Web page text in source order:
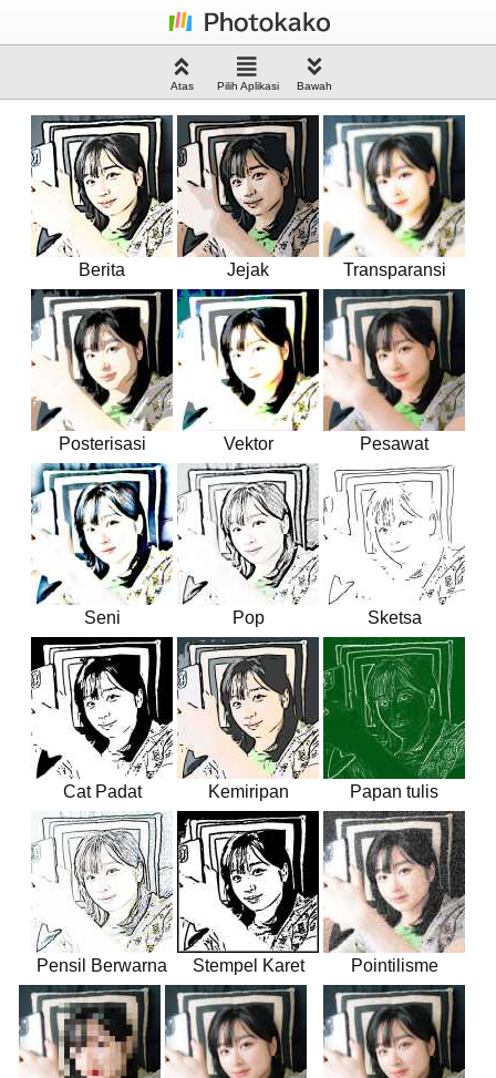
Atas Pilih Aplikasi Bawah
Berita Jejak Transparansi
Posterisasi Vektor Pesawat
Seni Pop Sketsa
Cat Padat Kemiripan Papan tulis
Pensil Berwarna Stempel Karet Pointilisme